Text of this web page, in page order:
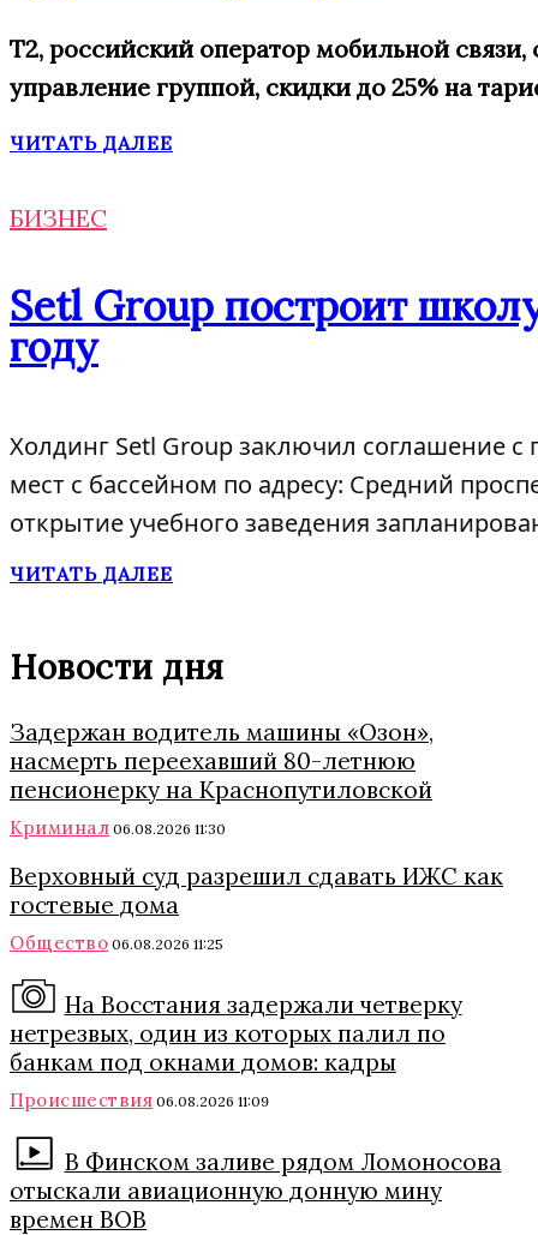
T2, российский оператор мобильной связи,
управление группой, скидки до 25% на
ЧИТАТЬ ДАЛЕЕ
БИЗНЕС
Setl Group построит
году
Холдинг Setl Group заключил соглашение
мест с бассейном по адресу: Средний
открытие учебного заведения
ЧИТАТЬ ДАЛЕЕ
Новости дня
Задержан водитель машины «Озон»,
насмерть переехавший 80-летнюю
пенсионерку на Краснопутиловской
Криминал 06.08.2026 11:30
Верховный суд разрешил сдавать ИЖС как
гостевые дома
Общество 06.08.2026 11:25
На Восстания задержали четверку
нетрезвых, один из которых палил по
банкам под окнами домов: кадры
Происшествия 06.08.2026 11:09
В Финском заливе рядом Ломоносова
отыскали авиационную донную мину
времен ВОВ